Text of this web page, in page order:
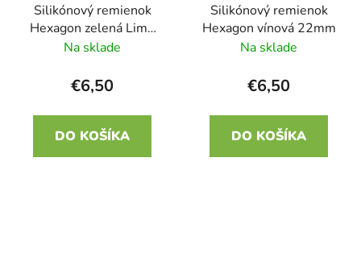
Silikónový remienok
Hexagon zelená Lime
22mm
Na sklade
€6,50
DO KOŠÍKA
Silikónový remienok
Hexagon vínová 22mm
Na sklade
€6,50
DO KOŠÍKA